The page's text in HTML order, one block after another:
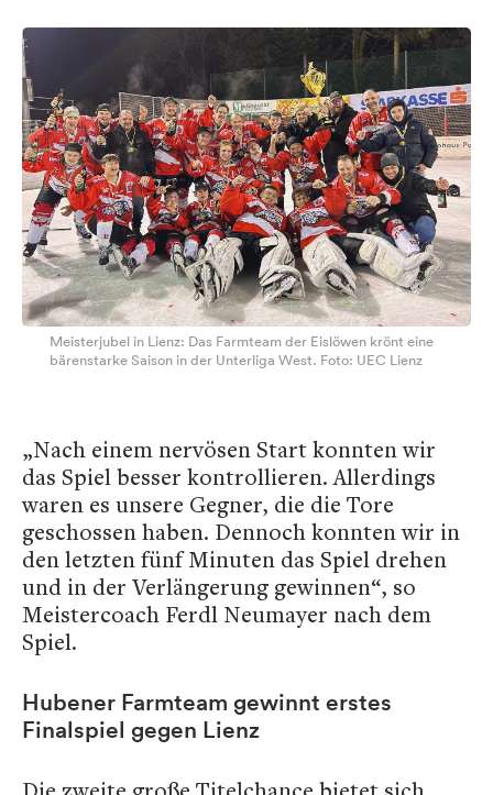
Meisterjubel in Lienz: Das Farmteam der Eislöwen krönt eine
bärenstarke Saison in der Unterliga West. Foto: UEC Lienz
„Nach einem nervösen Start konnten wir
das Spiel besser kontrollieren. Allerdings
waren es unsere Gegner, die die Tore
geschossen haben. Dennoch konnten wir in
den letzten fünf Minuten das Spiel drehen
und in der Verlängerung gewinnen“, so
Meistercoach Ferdl Neumayer nach dem
Spiel.
Hubener Farmteam gewinnt erstes
Finalspiel gegen Lienz